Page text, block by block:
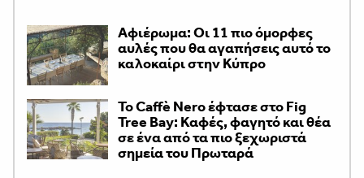
Αφιέρωμα: Οι 11 πιο όμορφες
αυλές που θα αγαπήσεις αυτό το
καλοκαίρι στην Κύπρο
Το Caffè Nero έφτασε στο Fig
Tree Bay: Καφές, φαγητό και θέα
σε ένα από τα πιο ξεχωριστά
σημεία του Πρωταρά